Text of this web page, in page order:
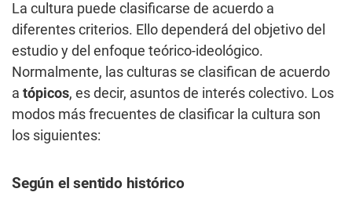
La cultura puede clasificarse de acuerdo a
diferentes criterios. Ello dependerá del objetivo del
estudio y del enfoque teórico-ideológico.
Normalmente, las culturas se clasifican de acuerdo
a tópicos, es decir, asuntos de interés colectivo. Los
modos más frecuentes de clasificar la cultura son
los siguientes:
Según el sentido histórico